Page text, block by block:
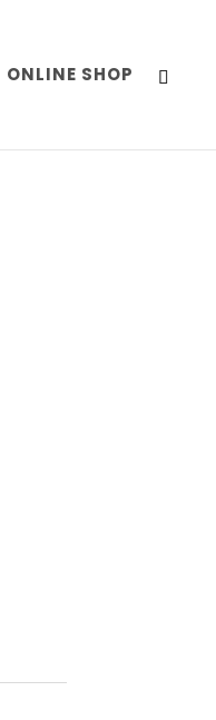
ONLINE SHOP